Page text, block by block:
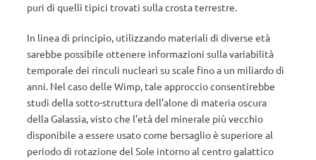
puri di quelli tipici trovati sulla crosta terrestre.
In linea di principio, utilizzando materiali di diverse età
sarebbe possibile ottenere informazioni sulla variabilità
temporale dei rinculi nucleari su scale fino a un miliardo di
anni. Nel caso delle Wimp, tale approccio consentirebbe
studi della sotto-struttura dell’alone di materia oscura
della Galassia, visto che l’età del minerale più vecchio
disponibile a essere usato come bersaglio è superiore al
periodo di rotazione del Sole intorno al centro galattico